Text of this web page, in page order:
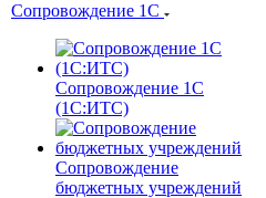
Сопровождение 1С
Сопровождение 1С
(1С:ИТС)
Сопровождение
бюджетных учреждений